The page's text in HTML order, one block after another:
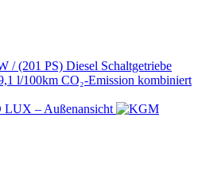
/ (201 PS) Diesel Schaltgetriebe
l/100km CO₂-Emission kombiniert